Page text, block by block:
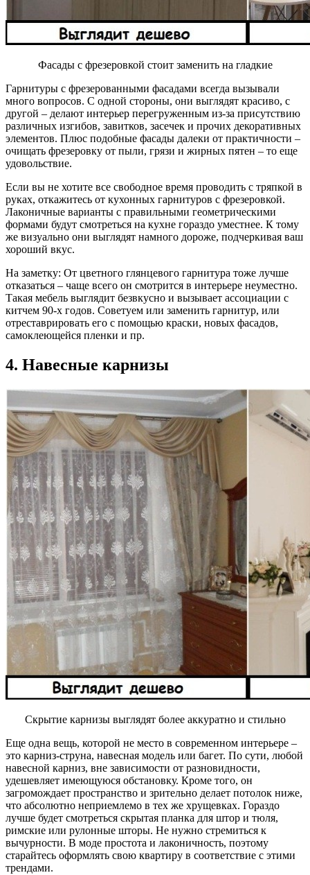
Фасады с фрезеровкой стоит заменить на гладкие
Гарнитуры с фрезерованными фасадами всегда вызывали
много вопросов. С одной стороны, они выглядят красиво, с
другой – делают интерьер перегруженным из-за присутствию
различных изгибов, завитков, засечек и прочих декоративных
элементов. Плюс подобные фасады далеки от практичности –
очищать фрезеровку от пыли, грязи и жирных пятен – то еще
удовольствие.
Если вы не хотите все свободное время проводить с тряпкой в
руках, откажитесь от кухонных гарнитуров с фрезеровкой.
Лаконичные варианты с правильными геометрическими
формами будут смотреться на кухне гораздо уместнее. К тому
же визуально они выглядят намного дороже, подчеркивая ваш
хороший вкус.
На заметку: От цветного глянцевого гарнитура тоже лучше
отказаться – чаще всего он смотрится в интерьере неуместно.
Такая мебель выглядит безвкусно и вызывает ассоциации с
китчем 90-х годов. Советуем или заменить гарнитур, или
отреставрировать его с помощью краски, новых фасадов,
самоклеющейся пленки и пр.
4. Навесные карнизы
Скрытие карнизы выглядят более аккуратно и стильно
Еще одна вещь, которой не место в современном интерьере –
это карниз-струна, навесная модель или багет. По сути, любой
навесной карниз, вне зависимости от разновидности,
удешевляет имеющуюся обстановку. Кроме того, он
загромождает пространство и зрительно делает потолок ниже,
что абсолютно неприемлемо в тех же хрущевках. Гораздо
лучше будет смотреться скрытая планка для штор и тюля,
римские или рулонные шторы. Не нужно стремиться к
вычурности. В моде простота и лаконичность, поэтому
старайтесь оформлять свою квартиру в соответствие с этими
трендами.